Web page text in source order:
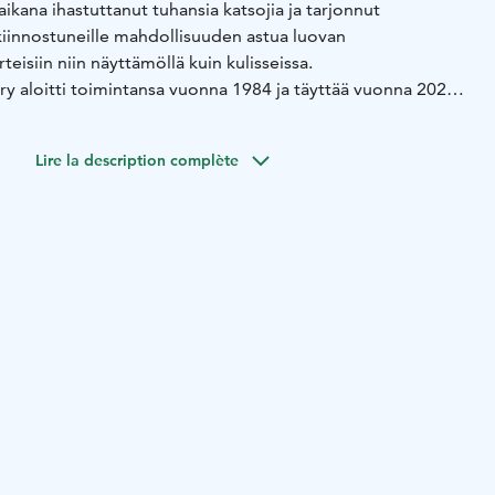
ihastuttanut tuhansia katsojia ja tarjonnut
mahdollisuuden astua luovan
niin näyttämöllä kuin kulisseissa.
aloitti toimintansa vuonna 1984 ja täyttää vuonna 2021
raikuneet kesäteatterin ystävien iloksi. Kaikki näytelmät
Lire la description complète